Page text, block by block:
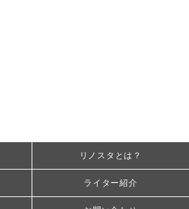
リノスタとは？
ライター紹介